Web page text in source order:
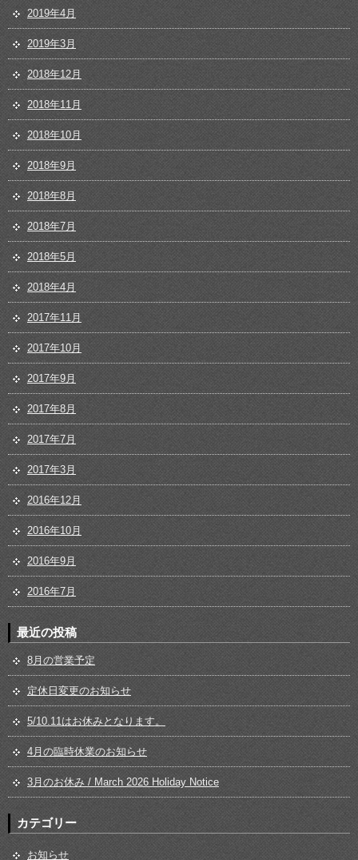
2019年4月
2019年3月
2018年12月
2018年11月
2018年10月
2018年9月
2018年8月
2018年7月
2018年5月
2018年4月
2017年11月
2017年10月
2017年9月
2017年8月
2017年7月
2017年3月
2016年12月
2016年10月
2016年9月
2016年7月
最近の投稿
8月の営業予定
定休日変更のお知らせ
5/10.11はお休みとなります。
4月の臨時休業のお知らせ
3月のお休み / March 2026 Holiday Notice
カテゴリー
お知らせ